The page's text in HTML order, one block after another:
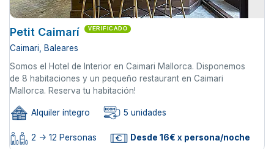
Petit Caimarí VERIFICADO
Caimari, Baleares
Somos el Hotel de Interior en Caimari Mallorca. Disponemos
de 8 habitaciones y un pequeño restaurant en Caimari
Mallorca. Reserva tu habitación!
Alquiler íntegro 5 unidades
2 -> 12 Personas Desde 16€ x persona/noche